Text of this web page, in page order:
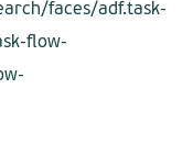
faces/adf.task-
flow-